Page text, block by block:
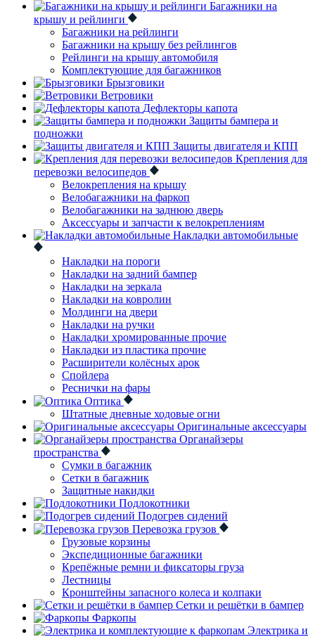
Багажники на
крышу и рейлинги
Багажники на рейлинги
Багажники на крышу без рейлингов
Рейлинги на крышу автомобиля
Комплектующие для багажников
Брызговики
Ветровики
Дефлекторы капота
Защиты бампера и
подножки
Защиты двигателя и КПП
Крепления для
перевозки велосипедов
Велокрепления на крышу
Велобагажники на фаркоп
Велобагажники на заднюю дверь
Аксессуары и запчасти к велокреплениям
Накладки автомобильные
Накладки на пороги
Накладки на задний бампер
Накладки на зеркала
Накладки на ковролин
Молдинги на двери
Накладки на ручки
Накладки хромированные прочие
Накладки из пластика прочие
Расширители колёсных арок
Спойлера
Реснички на фары
Оптика
Штатные дневные ходовые огни
Оригинальные аксессуары
Органайзеры
пространства
Сумки в багажник
Сетки в багажник
Защитные накидки
Подлокотники
Подогрев сидений
Перевозка грузов
Грузовые корзины
Экспедиционные багажники
Крепёжные ремни и фиксаторы груза
Лестницы
Кронштейны запасного колеса и колпаки
Сетки и решётки в бампер
Фаркопы
Электрика и